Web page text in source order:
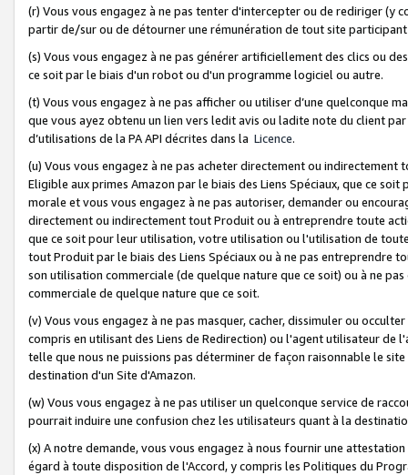
(r) Vous vous engagez à ne pas tenter d'intercepter ou de rediriger
partir de/sur ou de détourner une rémunération de tout site
(s) Vous vous engagez à ne pas générer artificiellement des clics ou
ce soit par le biais d'un robot ou d'un programme logiciel ou autre.
(t) Vous vous engagez à ne pas afficher ou utiliser d’une quelconque
que vous ayez obtenu un lien vers ledit avis ou ladite note du client
d’utilisations de la PA API décrites dans la Licence.
(u) Vous vous engagez à ne pas acheter directement ou
Eligible aux primes Amazon par le biais des Liens Spéciaux, que ce
morale et vous vous engagez à ne pas autoriser, demander ou
directement ou indirectement tout Produit ou à entreprendre toute
que ce soit pour leur utilisation, votre utilisation ou l'utilisation de
tout Produit par le biais des Liens Spéciaux ou à ne pas entreprendre
son utilisation commerciale (de quelque nature que ce soit) ou à ne
commerciale de quelque nature que ce soit.
(v) Vous vous engagez à ne pas masquer, cacher, dissimuler ou
compris en utilisant des Liens de Redirection) ou l'agent utilisateur
telle que nous ne puissions pas déterminer de façon raisonnable le
destination d'un Site d'Amazon.
(w) Vous vous engagez à ne pas utiliser un quelconque service de
pourrait induire une confusion chez les utilisateurs quant à la
(x) A notre demande, vous vous engagez à nous fournir une
égard à toute disposition de l'Accord, y compris les Politiques du